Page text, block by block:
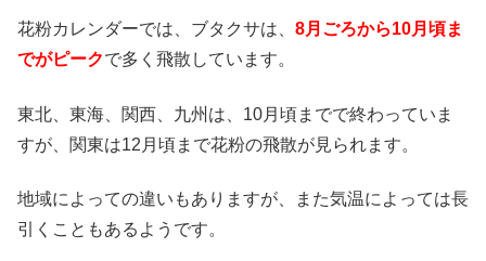
花粉カレンダーでは、ブタクサは、 8月ごろから10月頃ま
でがピークで多く飛散しています。
東北、東海、関西、九州は、10月頃までで終わっていま
すが、関東は12月頃まで花粉の飛散が見られます。
地域によっての違いもありますが、また気温によっては長
引くこともあるようです。